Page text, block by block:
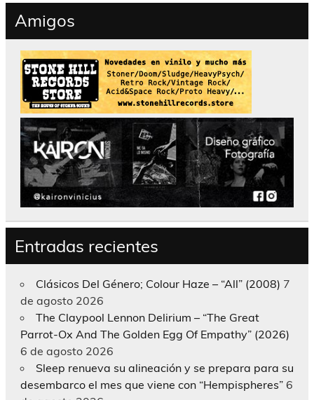
Amigos
Entradas recientes
Clásicos Del Género; Colour Haze – “All” (2008) 7
de agosto 2026
The Claypool Lennon Delirium – “The Great
Parrot-Ox And The Golden Egg Of Empathy” (2026)
6 de agosto 2026
Sleep renueva su alineación y se prepara para su
desembarco el mes que viene con “Hempispheres” 6